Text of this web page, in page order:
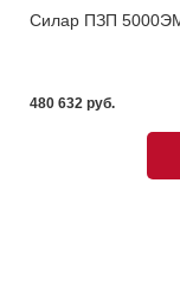
Силар ПЗП
480 632 pуб.